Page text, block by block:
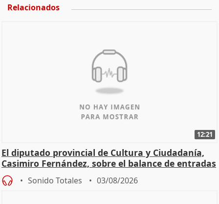
Relacionados
12:21
El diputado provincial de Cultura y Ciudadanía,
Casimiro Fernández, sobre el balance de entradas
Sonido Totales 03/08/2026